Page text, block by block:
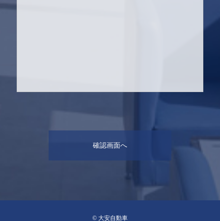
© 大安自動車